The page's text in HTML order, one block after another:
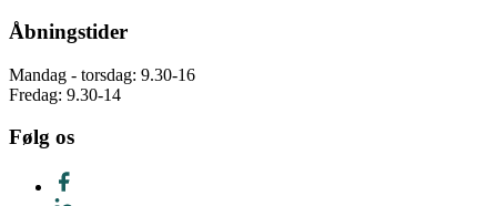
Åbningstider
Mandag - torsdag: 9.30-16
Fredag: 9.30-14
Følg os